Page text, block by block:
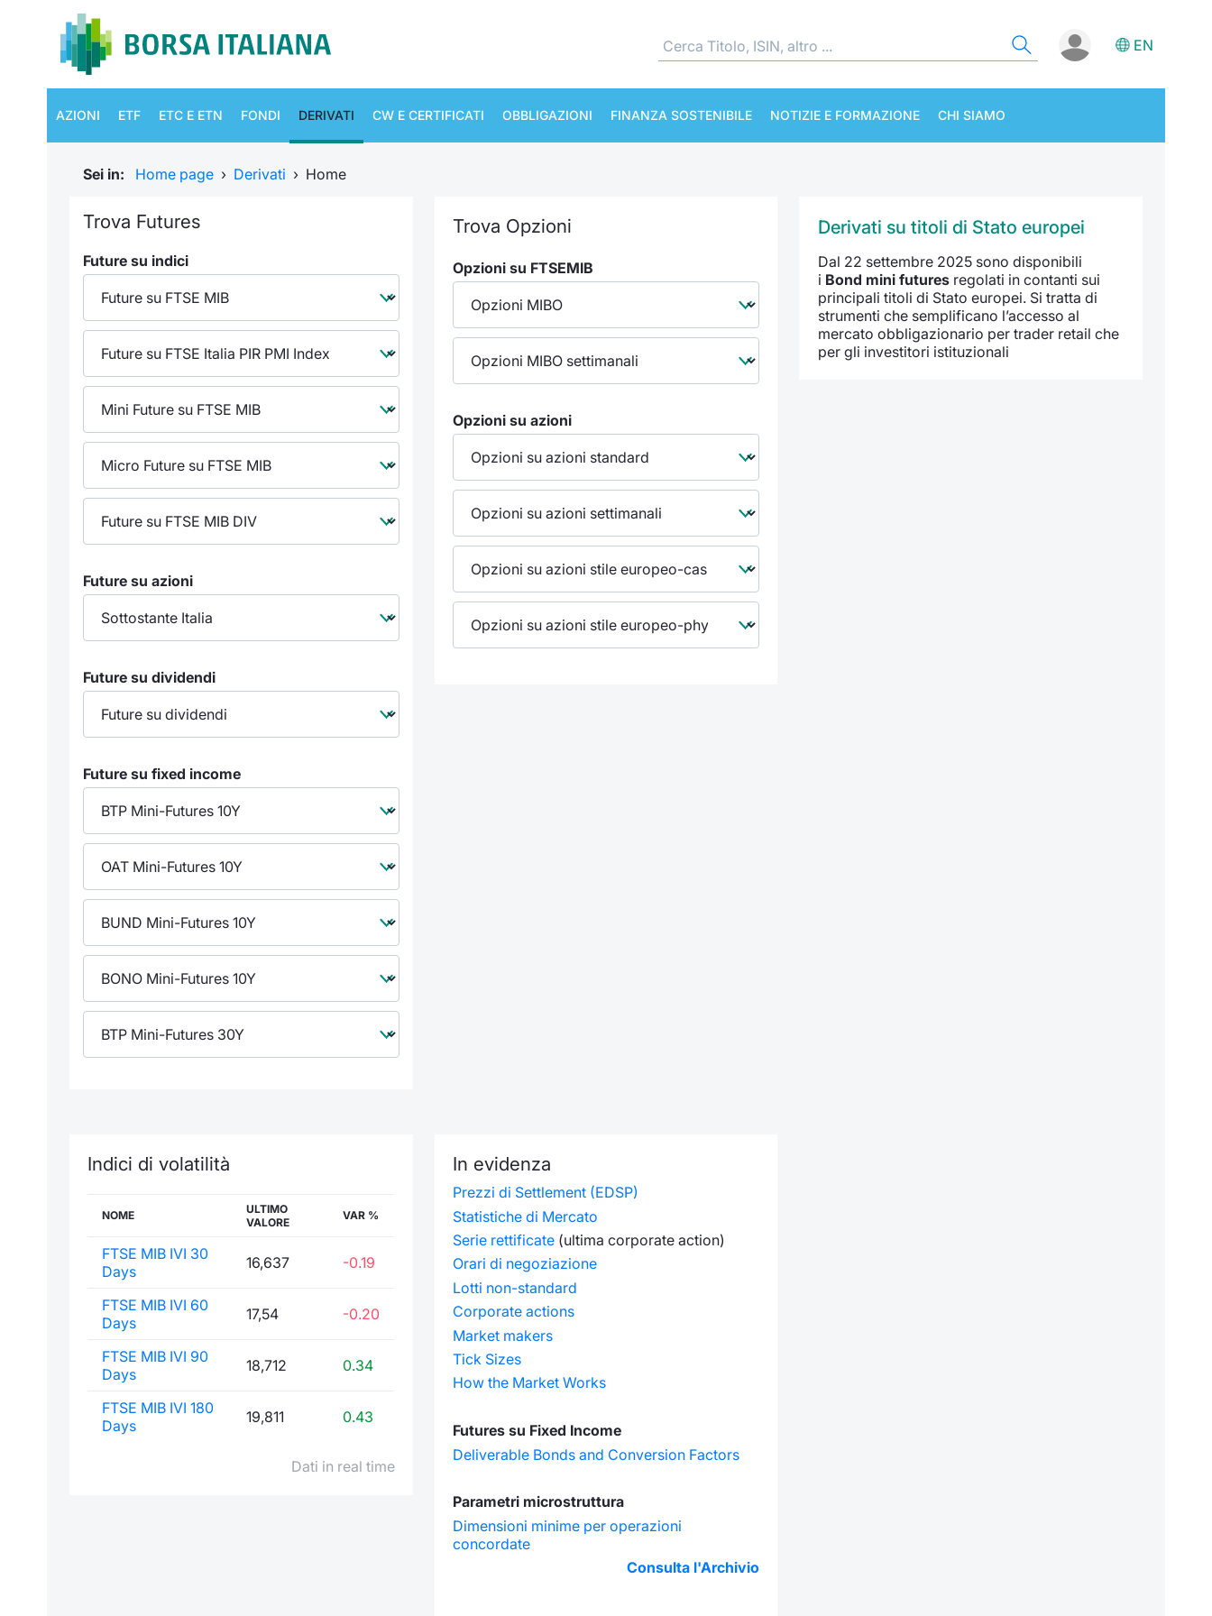
EN
AZIONI ETF ETC E ETN FONDI DERIVATI CW E CERTIFICATI OBBLIGAZIONI FINANZA SOSTENIBILE NOTIZIE E FORMAZIONE CHI SIAMO
Sei in: Home page › Derivati › Home
Trova Futures
Future su indici
Future su azioni
Future su dividendi
Future su fixed income
Trova Opzioni
Opzioni su FTSEMIB
Opzioni su azioni
Derivati su titoli di Stato europei
Dal 22 settembre 2025 sono disponibili
i Bond mini futures regolati in contanti sui
principali titoli di Stato europei. Si tratta di
strumenti che semplificano l’accesso al
mercato obbligazionario per trader retail che
per gli investitori istituzionali
Indici di volatilità
NOME
ULTIMO
VALORE
VAR %
FTSE MIB IVI 30
Days
16,637 -0.19
FTSE MIB IVI 60
Days
17,54 -0.20
FTSE MIB IVI 90
Days
18,712 0.34
FTSE MIB IVI 180
Days
19,811 0.43
Dati in real time
In evidenza
Prezzi di Settlement (EDSP)
Statistiche di Mercato
Serie rettificate(ultima corporate action)
Orari di negoziazione
Lotti non-standard
Corporate actions
Market makers
Tick Sizes
How the Market Works
Futures su Fixed Income
Deliverable Bonds and Conversion Factors
Parametri microstruttura
Dimensioni minime per operazioni
concordate
Consulta l'Archivio